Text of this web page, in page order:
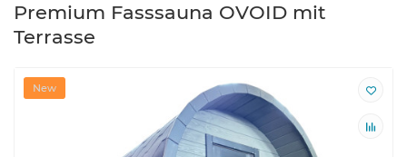
Premium Fasssauna OVOID mit
Terrasse
New